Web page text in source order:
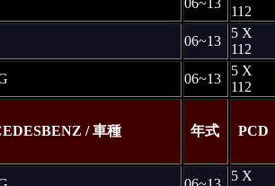
06~13
112
06~13
5 X
112
06~13
5 X
112
/ 車種 年式 PCD
5 X